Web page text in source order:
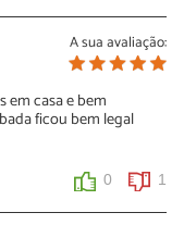
0
A sua avaliação:
em casa e bem
ficou bem legal
0 1